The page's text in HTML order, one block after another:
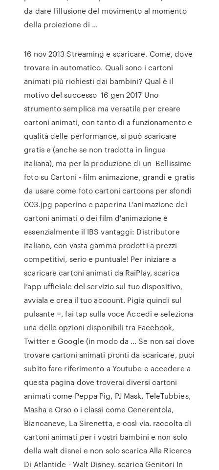
da dare l'illusione del movimento al momento
della proiezione di …
16 nov 2013 Streaming e scaricare. Come, dove
trovare in automatico. Quali sono i cartoni
animati più richiesti dai bambini? Qual è il
motivo del successo 16 gen 2017 Uno
strumento semplice ma versatile per creare
cartoni animati, con tanto di a funzionamento e
qualità delle performance, si può scaricare
gratis e (anche se non tradotta in lingua
italiana), ma per la produzione di un Bellissime
foto su Cartoni - film animazione, grandi e gratis
da usare come foto cartoni cartoons per sfondi
003.jpg paperino e paperina L'animazione dei
cartoni animati o dei film d'animazione è
essenzialmente il IBS vantaggi: Distributore
italiano, con vasta gamma prodotti a prezzi
competitivi, serio e puntuale! Per iniziare a
scaricare cartoni animati da RaiPlay, scarica
l’app ufficiale del servizio sul tuo dispositivo,
avviala e crea il tuo account. Pigia quindi sul
pulsante ≡, fai tap sulla voce Accedi e seleziona
una delle opzioni disponibili tra Facebook,
Twitter e Google (in modo da … Se non sai dove
trovare cartoni animati pronti da scaricare, puoi
subito fare riferimento a Youtube e accedere a
questa pagina dove troverai diversi cartoni
animati come Peppa Pig, PJ Mask, TeleTubbies,
Masha e Orso o i classi come Cenerentola,
Biancaneve, La Sirenetta, e così via. raccolta di
cartoni animati per i vostri bambini e non solo
della walt disnei e non solo scarica Alla Ricerca
Di Atlantide - Walt Disney. scarica Genitori In